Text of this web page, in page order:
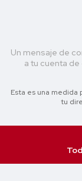
Un mensaje de
a tu cuenta de
Esta es una
tu